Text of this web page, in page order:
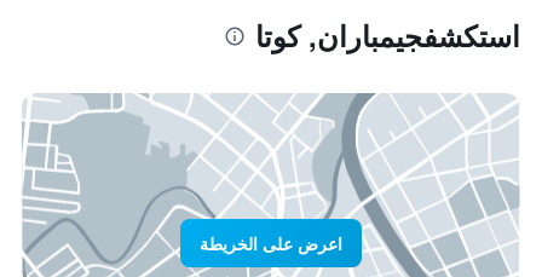
استكشفجيمباران, كوتا
اعرض على الخريطة